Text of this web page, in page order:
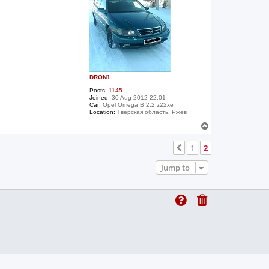
DRON1
Posts: 1145
Joined: 30 Aug 2012 22:01
Car: Opel Omega B 2.2 z22xe
Location: Тверская область, Ржев
o
p
Previous
1 2
Jump to